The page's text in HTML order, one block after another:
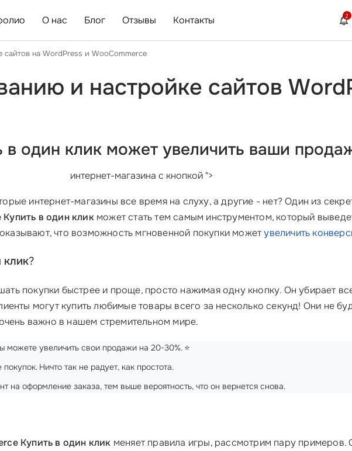
О нас Блог Отзывы Контакты 2
сайтов на WordPress и WooCommerce
и настройке сайтов
в один клик может увеличить ваши
интернет-магазина с кнопкой ">
интернет-магазины все время на слуху, а другие - нет? Один из
в один кликможет стать тем самым инструментом, который
что возможность мгновенной покупки можетувеличить
клик?
покупки быстрее и проще, просто нажимая одну кнопку. Он убирает
могут купить любимые товары всего за несколько секунд! Они не
важно в нашем стремительном мире.
можете увеличить свои продажи на 20-30%. ⭐
Ничто так не радует, как простота.
на оформление заказа, тем выше вероятность, что он вернется снова.
Купить в один клик меняет правила игры, рассмотрим пару примеров.